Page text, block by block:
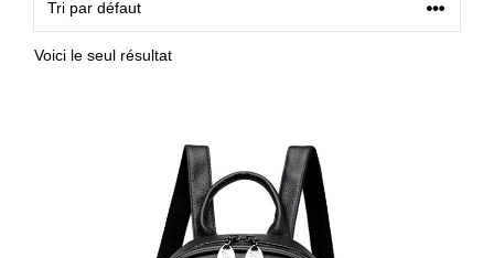
Voici le seul résultat